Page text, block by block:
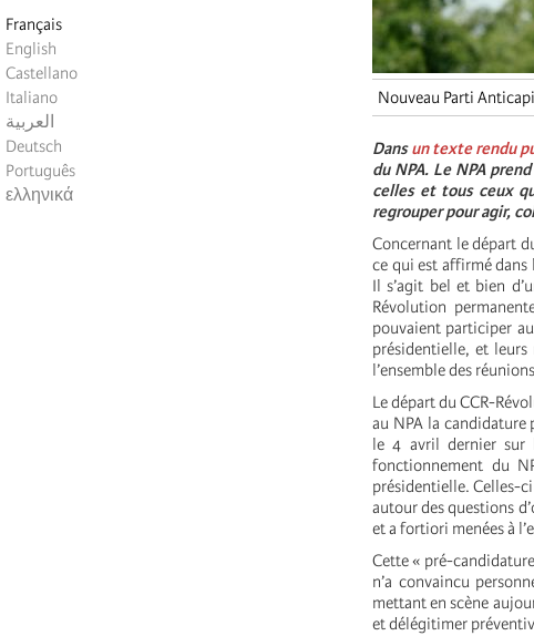
Français
English
Castellano
Italiano
العربية
Deutsch
Português
ελληνικά
Nouveau Parti
Dansun texte rendu
du NPA. Le NPA
celles et tous ceux
regrouper pour agir,
Concernant le départ
ce qui est affirmé
Il s’agit bel et bien
Révolution
pouvaient participer
présidentielle, et leurs
l’ensemble des
Le départ du CCR-
au NPA la candidature
le 4 avril dernier sur
fonctionnement du
présidentielle. Celles-
autour des questions
et a fortiori menées à
Cette « pré-
n’a convaincu
mettant en scène
et délégitimer